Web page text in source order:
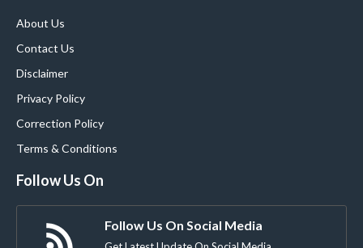
About Us
Contact Us
Disclaimer
Privacy Policy
Correction Policy
Terms & Conditions
Follow Us On
Follow Us On Social Media